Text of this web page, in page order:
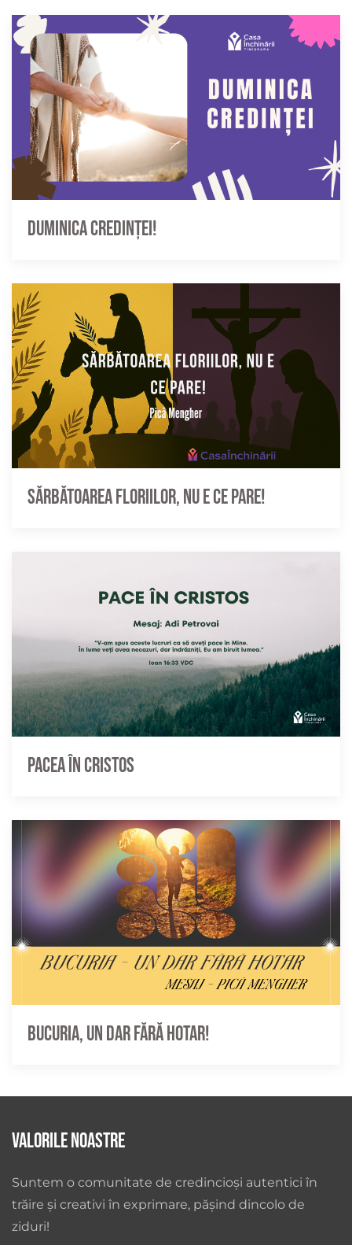
Duminica credinței!
Sărbătoarea Floriilor, nu e ce pare!
Pacea în Cristos
Bucuria, un dar fără hotar!
Valorile noastre
Suntem o comunitate de credincioși autentici în
trăire și creativi în exprimare, pășind dincolo de
ziduri!